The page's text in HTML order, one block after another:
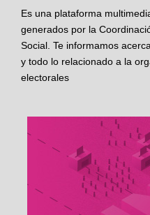
Es una plataforma
generados por la
Social. Te informamos
y todo lo relacionado a la
electorales